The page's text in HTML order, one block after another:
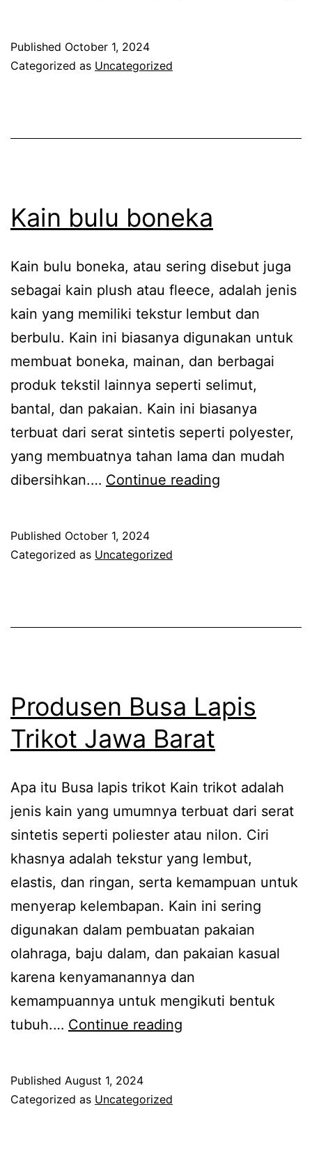
Published October 1, 2024
Categorized as Uncategorized
Kain bulu boneka
Kain bulu boneka, atau sering disebut juga
sebagai kain plush atau fleece, adalah jenis
kain yang memiliki tekstur lembut dan
berbulu. Kain ini biasanya digunakan untuk
membuat boneka, mainan, dan berbagai
produk tekstil lainnya seperti selimut,
bantal, dan pakaian. Kain ini biasanya
terbuat dari serat sintetis seperti polyester,
yang membuatnya tahan lama dan mudah
dibersihkan.… Continue reading
Published October 1, 2024
Categorized as Uncategorized
Produsen Busa Lapis
Trikot Jawa Barat
Apa itu Busa lapis trikot Kain trikot adalah
jenis kain yang umumnya terbuat dari serat
sintetis seperti poliester atau nilon. Ciri
khasnya adalah tekstur yang lembut,
elastis, dan ringan, serta kemampuan untuk
menyerap kelembapan. Kain ini sering
digunakan dalam pembuatan pakaian
olahraga, baju dalam, dan pakaian kasual
karena kenyamanannya dan
kemampuannya untuk mengikuti bentuk
tubuh.… Continue reading
Published August 1, 2024
Categorized as Uncategorized